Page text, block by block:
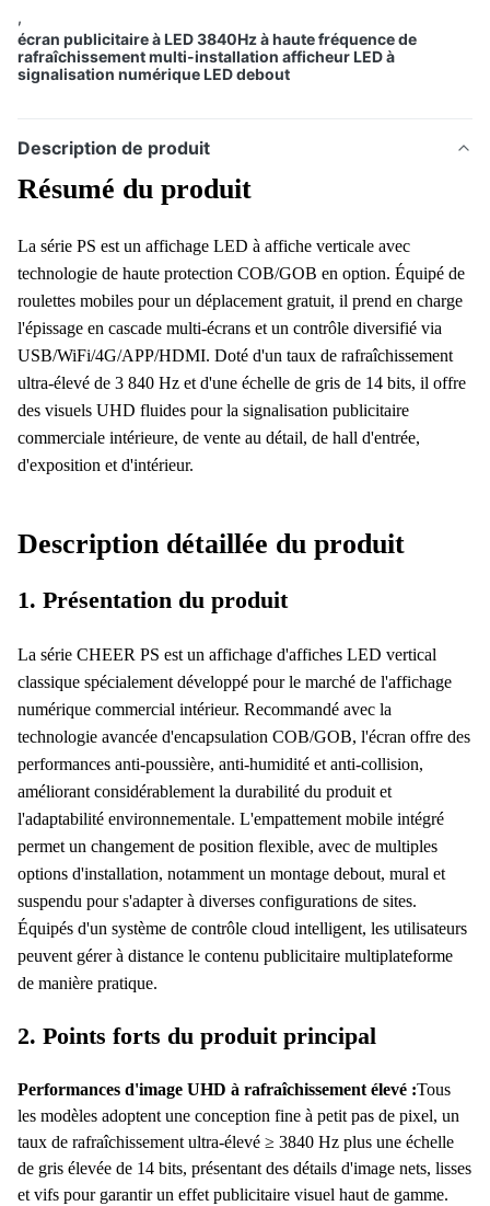
,
écran publicitaire à LED 3840Hz à haute fréquence de
rafraîchissement multi-installation afficheur LED à
signalisation numérique LED debout
Description de produit
Résumé du produit
La série PS est un affichage LED à affiche verticale avec
technologie de haute protection COB/GOB en option. Équipé de
roulettes mobiles pour un déplacement gratuit, il prend en charge
l'épissage en cascade multi-écrans et un contrôle diversifié via
USB/WiFi/4G/APP/HDMI. Doté d'un taux de rafraîchissement
ultra-élevé de 3 840 Hz et d'une échelle de gris de 14 bits, il offre
des visuels UHD fluides pour la signalisation publicitaire
commerciale intérieure, de vente au détail, de hall d'entrée,
d'exposition et d'intérieur.
Description détaillée du produit
1. Présentation du produit
La série CHEER PS est un affichage d'affiches LED vertical
classique spécialement développé pour le marché de l'affichage
numérique commercial intérieur. Recommandé avec la
technologie avancée d'encapsulation COB/GOB, l'écran offre des
performances anti-poussière, anti-humidité et anti-collision,
améliorant considérablement la durabilité du produit et
l'adaptabilité environnementale. L'empattement mobile intégré
permet un changement de position flexible, avec de multiples
options d'installation, notamment un montage debout, mural et
suspendu pour s'adapter à diverses configurations de sites.
Équipés d'un système de contrôle cloud intelligent, les utilisateurs
peuvent gérer à distance le contenu publicitaire multiplateforme
de manière pratique.
2. Points forts du produit principal
Performances d'image UHD à rafraîchissement élevé :Tous
les modèles adoptent une conception fine à petit pas de pixel, un
taux de rafraîchissement ultra-élevé ≥ 3840 Hz plus une échelle
de gris élevée de 14 bits, présentant des détails d'image nets, lisses
et vifs pour garantir un effet publicitaire visuel haut de gamme.